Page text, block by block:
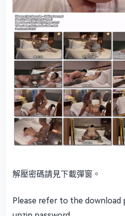
解壓密碼請見下載彈窗。
Please refer to the